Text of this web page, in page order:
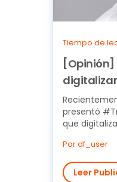
Tiempo de
[Opinión]
presentó
que
Por df_user
Leer